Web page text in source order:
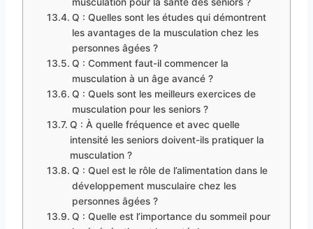
Q : Quelles sont les études qui démontrent
les avantages de la musculation chez les
personnes âgées ?
Q : Comment faut-il commencer la
musculation à un âge avancé ?
Q : Quels sont les meilleurs exercices de
musculation pour les seniors ?
Q : À quelle fréquence et avec quelle
intensité les seniors doivent-ils pratiquer la
musculation ?
Q : Quel est le rôle de l’alimentation dans le
développement musculaire chez les
personnes âgées ?
Q : Quelle est l’importance du sommeil pour